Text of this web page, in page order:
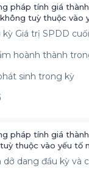
pháp tính giá
tuỳ thuộc vào
kỳ Giá trị SPDD
hoành thành
sinh trong kỳ
pháp tính giá
thuộc vào yếu tố
dở dang đầu kỳ và